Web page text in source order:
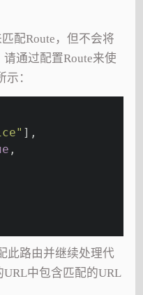
配Route，但不会将
通过配置Route来使
：
],
,
此路由并继续处理代
中包含匹配的URL